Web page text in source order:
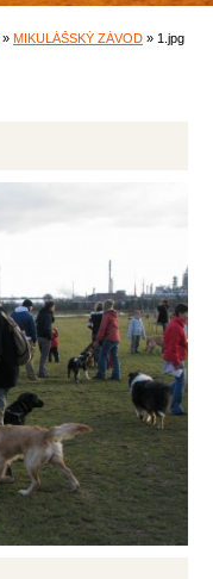
» MIKULÁŠSKÝ ZÁVOD » 1.jpg